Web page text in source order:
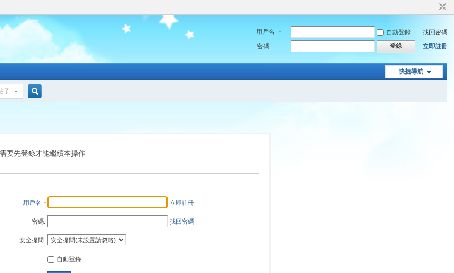
用戶名 自動登錄
找回密碼
密碼
登錄 立即註冊
快捷導航
子
索
要先登錄才能繼續本操作
用戶名 立即註冊
密碼: 找回密碼
安全提問:
自動登錄